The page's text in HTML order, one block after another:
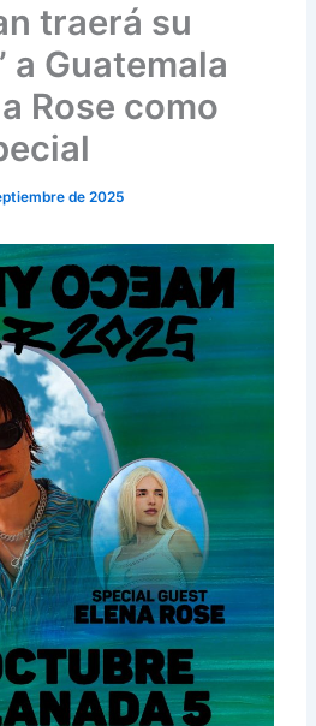
traerá su
a Guatemala
Rose como
de 2025